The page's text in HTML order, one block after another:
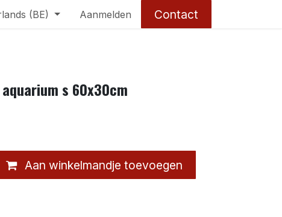
(BE) Aanmelden Contact
s 60x30cm
Aan winkelmandje toevoegen